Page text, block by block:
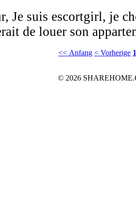
Je suis escortgirl, je
de louer son
<< Anfang < Vorherige 1
© 2026